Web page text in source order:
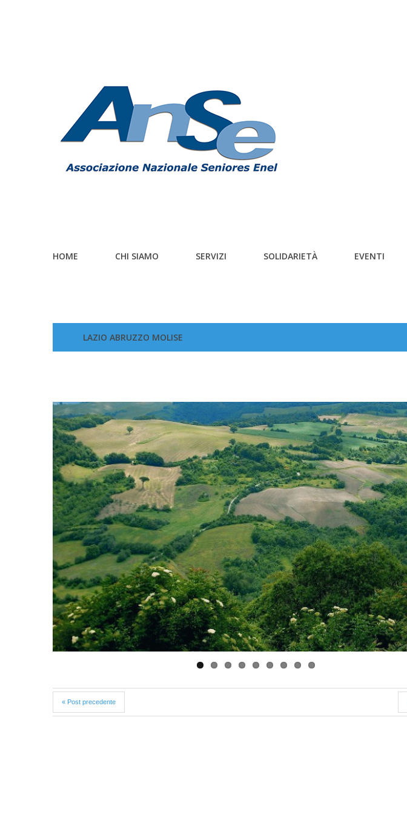
HOME CHI SIAMO SERVIZI SOLIDARIETÀ EVENTI
LAZIO ABRUZZO MOLISE
« Post precedente